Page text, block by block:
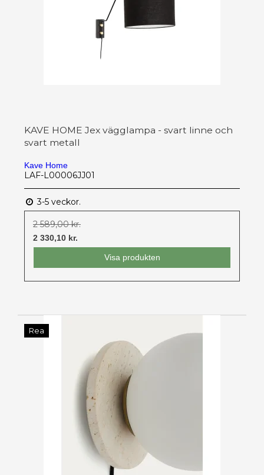
KAVE HOME Jex vägglampa - svart linne och
svart metall
Kave Home
LAF-L00006JJ01
3-5 veckor.
2 589,00 kr.
2 330,10 kr.
Visa produkten
Rea